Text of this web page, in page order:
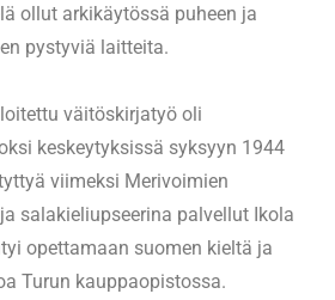
ollut arkikäytössä puheen ja
pystyviä laitteita.
väitöskirjatyö oli
keskeytyksissä syksyyn 1944
viimeksi Merivoimien
salakieliupseerina palvellut Ikola
opettamaan suomen kieltä ja
Turun kauppaopistossa.